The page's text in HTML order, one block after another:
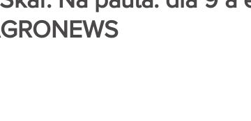
5 estrelas.